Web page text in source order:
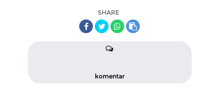
SHARE
komentar